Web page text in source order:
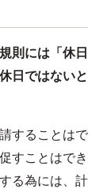
則には「休日
日ではないと
することはで
すことはでき
る為には、計